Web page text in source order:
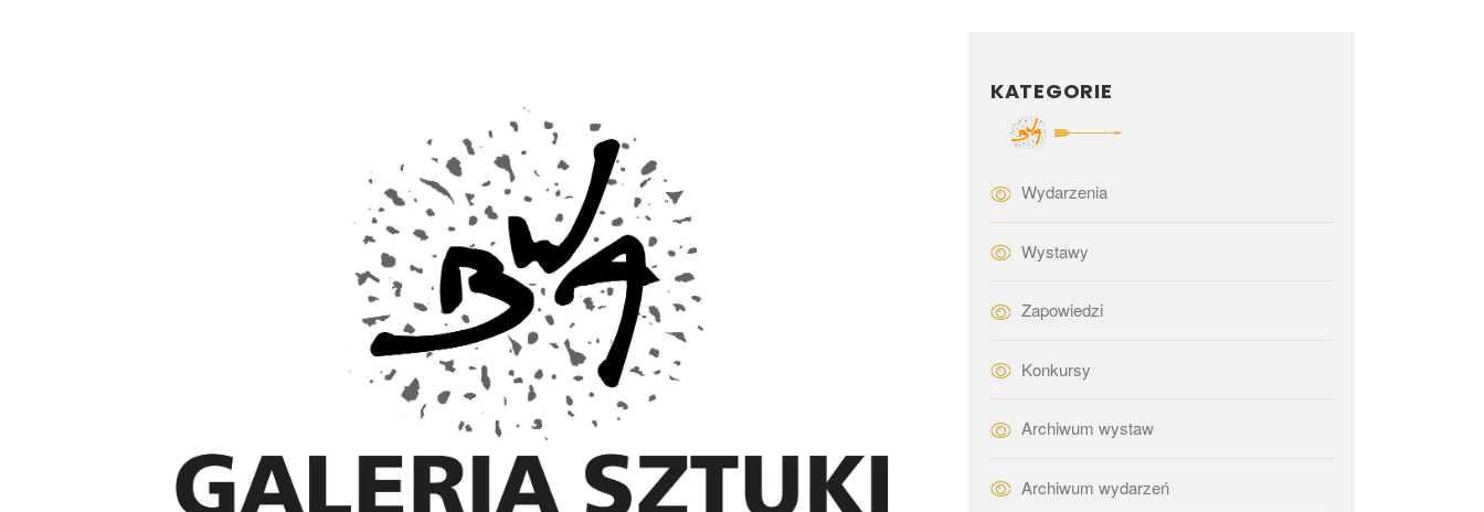
KATEGORIE
Wydarzenia
Wystawy
Zapowiedzi
Konkursy
Archiwum wystaw
Archiwum wydarzeń